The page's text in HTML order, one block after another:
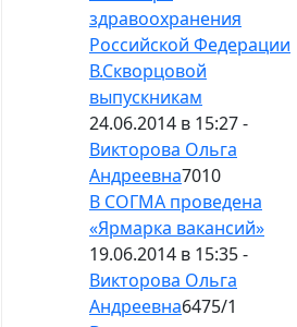
здравоохранения
Российской Федерации
В.Скворцовой
выпускникам
24.06.2014 в 15:27 -
Викторова Ольга
Андреевна7010
В СОГМА проведена
«Ярмарка вакансий»
19.06.2014 в 15:35 -
Викторова Ольга
Андреевна6475/1